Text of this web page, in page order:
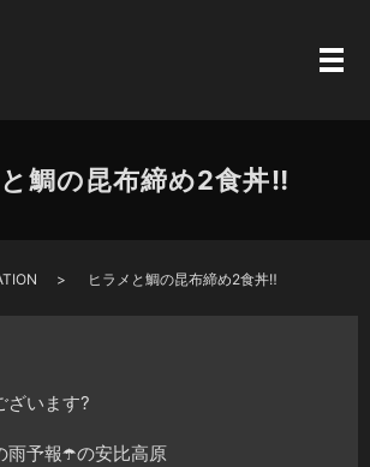
鯛の昆布締め2食丼‼️
ヒラメと鯛の昆布締め2食丼‼️
ざいます?
雨予報☂️の安比高原